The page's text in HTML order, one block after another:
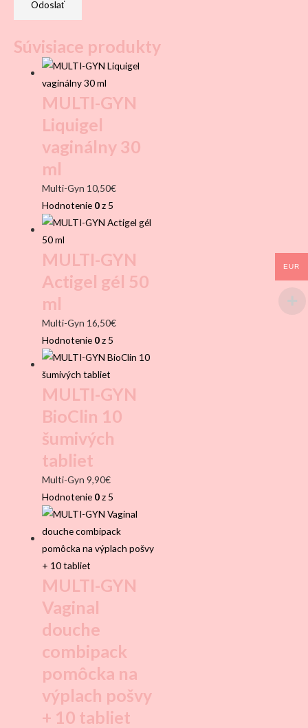
Súvisiace produkty
MULTI-GYN
Liquigel
vaginálny 30
ml
Multi-Gyn 10,50€
Hodnotenie 0z 5
MULTI-GYN
Actigel gél 50
ml
Multi-Gyn 16,50€
Hodnotenie 0z 5
MULTI-GYN
BioClin 10
šumivých
tabliet
Multi-Gyn9,90€
Hodnotenie 0z 5
MULTI-GYN
Vaginal
douche
combipack
pomôcka na
výplach pošvy
+ 10 tabliet
EUR